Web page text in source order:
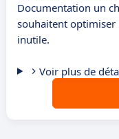
Documentation un
souhaitent optimiser
inutile.
Voir plus de